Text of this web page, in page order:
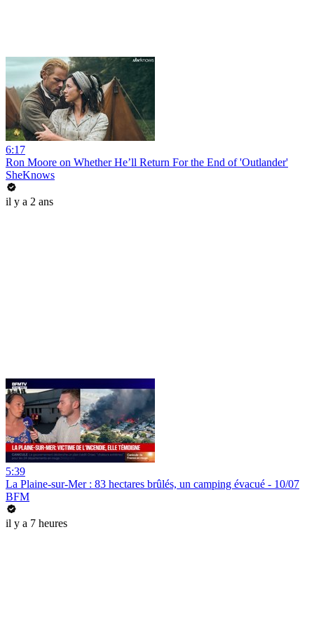
6:17
Ron Moore on Whether He’ll Return For the End of 'Outlander'
SheKnows
il y a 2 ans
5:39
La Plaine-sur-Mer : 83 hectares brûlés, un camping évacué - 10/07
BFM
il y a 7 heures